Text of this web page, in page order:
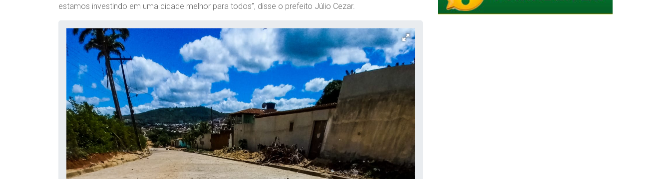
estamos investindo em uma cidade melhor para todos”, disse o prefeito Júlio Cezar.